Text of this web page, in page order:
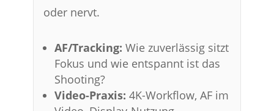
oder nervt.
AF/Tracking: Wie zuverlässig sitzt
Fokus und wie entspannt ist das
Shooting?
Video-Praxis: 4K-Workflow, AF im